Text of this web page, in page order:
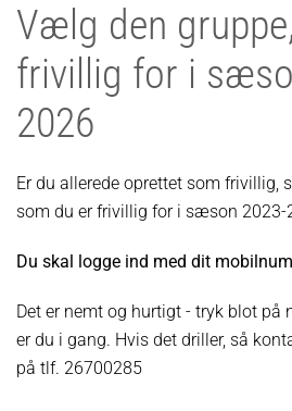
Vælg den
frivillig for i
2026
Er du allerede oprettet som frivillig,
som du er frivillig for i sæson 2023-
Du skal logge ind med dit
Det er nemt og hurtigt - tryk blot på
er du i gang. Hvis det driller, så
på tlf. 26700285